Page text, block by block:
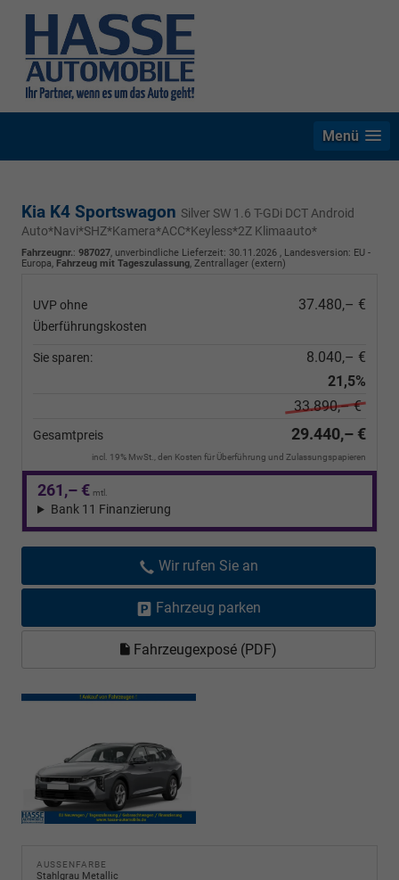
Menü
Kia K4 Sportswagon Silver SW 1.6 T-GDi DCT Android
Auto*Navi*SHZ*Kamera*ACC*Keyless*2Z Klimaauto*
Fahrzeugnr.: 987027, unverbindliche Lieferzeit: 30.11.2026 , Landesversion: EU -
Europa, Fahrzeug mit Tageszulassung, Zentrallager (extern)
UVP ohne
Überführungskosten
37.480,– €
Sie sparen:
8.040,– €
21,5%
33.890,– €
Gesamtpreis 29.440,– €
incl. 19% MwSt., den Kosten für Überführung und Zulassungspapieren
261,– € mtl.
Bank 11 Finanzierung
Wir rufen Sie an
Fahrzeug parken
Fahrzeugexposé (PDF)
AUSSENFARBE
Stahlgrau Metallic